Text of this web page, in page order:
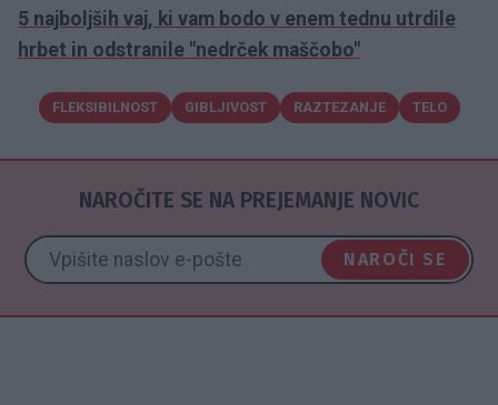
5 najboljših vaj, ki vam bodo v enem tednu utrdile
hrbet in odstranile "nedrček maščobo"
FLEKSIBILNOST GIBLJIVOST RAZTEZANJE TELO
NAROČITE SE NA PREJEMANJE NOVIC
NAROČI SE